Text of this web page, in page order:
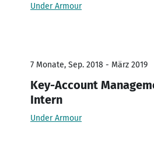
Under Armour
7 Monate, Sep. 2018 - März 2019
Key-Account
Intern
Under Armour